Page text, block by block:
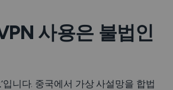
사용은 불법인
‘입니다. 중국에서 가상 사설망을 합법